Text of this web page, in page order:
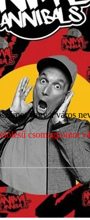
vagy a város
csomagpontot